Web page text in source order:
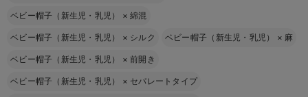
ベビー帽子（新生児・乳児） ×綿混
ベビー帽子（新生児・乳児） × シルク ベビー帽子（新生児・乳児） × 麻
ベビー帽子（新生児・乳児） ×前開き
ベビー帽子（新生児・乳児） × セパレートタイプ